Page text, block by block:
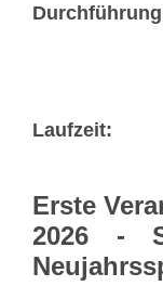
Laufzeit:
Erste
2026 -